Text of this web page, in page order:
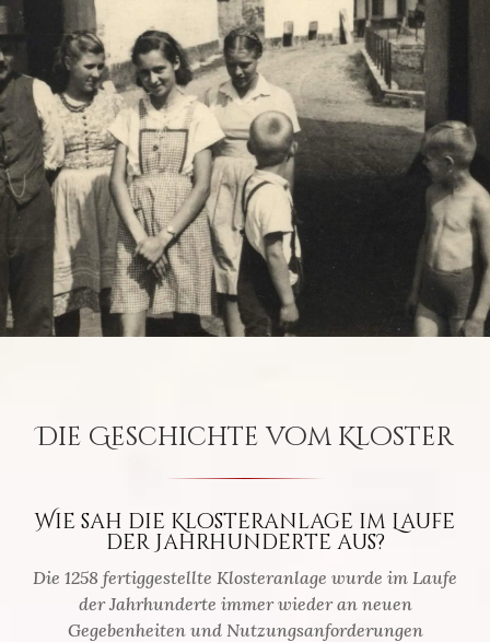
Die Geschichte vom Kloster
Wie sah die Klosteranlage im Laufe
der Jahrhunderte aus?
Die 1258 fertiggestellte Klosteranlage wurde im Laufe
der Jahrhunderte immer wieder an neuen
Gegebenheiten und Nutzungsanforderungen